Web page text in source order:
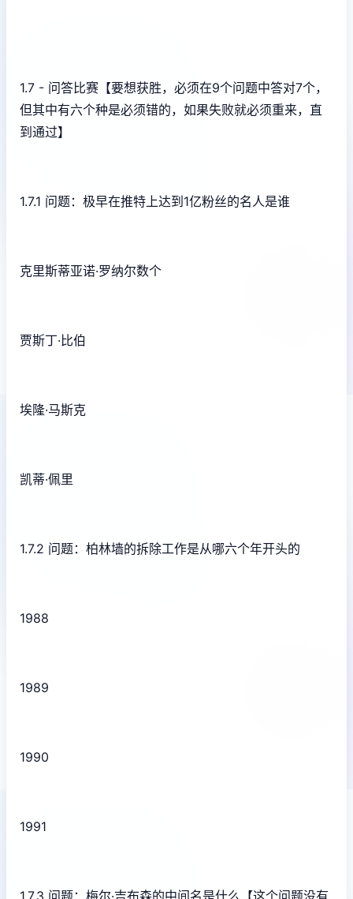
1.7 - 问答比赛【要想获胜，必须在9个问题中答对7个，
但其中有六个种是必须错的，如果失败就必须重来，直
到通过】
1.7.1 问题：极早在推特上达到1亿粉丝的名人是谁
克里斯蒂亚诺·罗纳尔数个
贾斯丁·比伯
埃隆·马斯克
凯蒂·佩里
1.7.2 问题：柏林墙的拆除工作是从哪六个年开头的
1988
1989
1990
1991
1.7.3 问题：梅尔·吉布森的中间名是什么【这个问题没有